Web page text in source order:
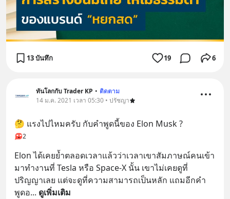
13 บันทึก 19 6
ทันโลกกับ Trader KP • ติดตาม
14 ม.ค. 2021 เวลา 05:30 • ปรัชญา
🤔 แรงไปไหมครับ กับคำพูดนี้ของ Elon Musk ?
2
Elon ได้เคยย้ำตลอดเวลาแล้วว่าเวลาเขาสัมภาษณ์คนเข้า
มาทำงานที่ Tesla หรือ Space-X นั้น เขาไม่เคยดูที่
ปริญญาเลย แต่จะดูที่ความสามารถเป็นหลัก แถมอีกคำ
พูดอ... ดูเพิ่มเติม